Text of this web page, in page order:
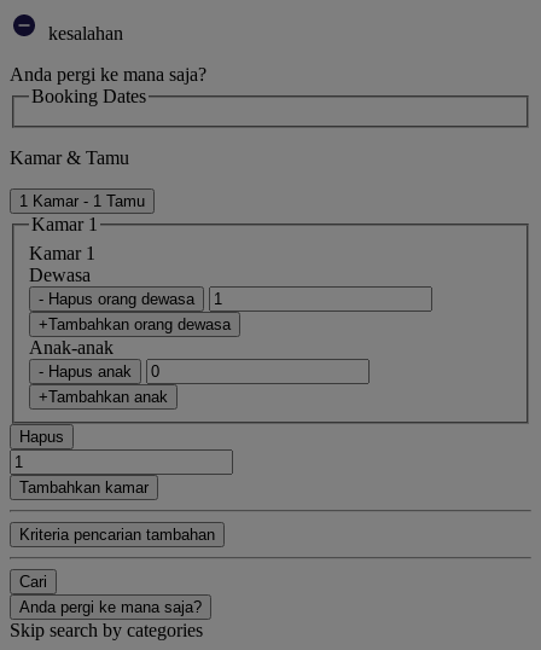
kesalahan
Anda pergi ke mana saja?
Booking Dates
Kamar & Tamu
1 Kamar - 1 Tamu
Kamar 1
Kamar 1
Dewasa
- Hapus orang dewasa
+Tambahkan orang dewasa
Anak-anak
- Hapus anak
+Tambahkan anak
Hapus
Tambahkan kamar
Kriteria pencarian tambahan
Cari
Anda pergi ke mana saja?
Skip search by categories